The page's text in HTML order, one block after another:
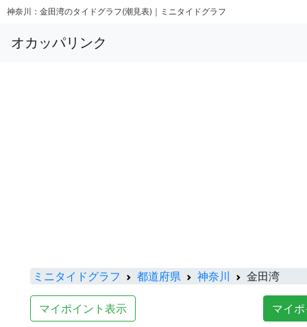
神奈川：金田湾のタイドグラフ(潮見表)｜ミニタイドグラフ
オカッパリンク
ミニタイドグラフ 都道府県 神奈川 金田湾
マイポイント表示 マイ